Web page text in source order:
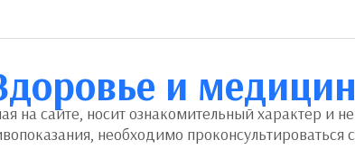
и
на сайте, носит ознакомительный характер и
необходимо проконсультироваться